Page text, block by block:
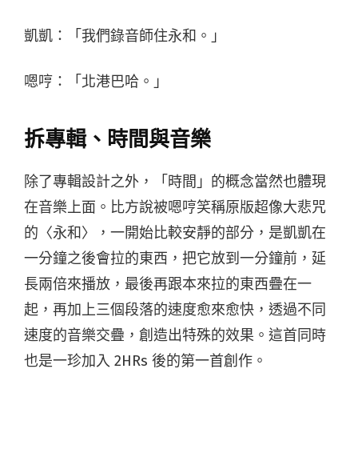
凱凱：「我們錄音師住永和。」
嗯哼：「北港巴哈。」
拆專輯、時間與音樂
除了專輯設計之外，「時間」的概念當然也體現
在音樂上面。比方說被嗯哼笑稱原版超像大悲咒
的〈永和〉，一開始比較安靜的部分，是凱凱在
一分鐘之後會拉的東西，把它放到一分鐘前，延
長兩倍來播放，最後再跟本來拉的東西疊在一
起，再加上三個段落的速度愈來愈快，透過不同
速度的音樂交疊，創造出特殊的效果。這首同時
也是一珍加入 2HRs 後的第一首創作。